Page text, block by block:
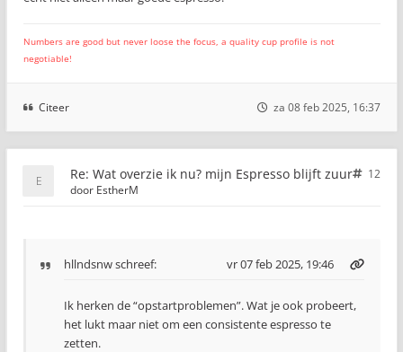
Numbers are good but never loose the focus, a quality cup profile is not
negotiable!
Citeer za 08 feb 2025, 16:37
Re: Wat overzie ik nu? mijn Espresso blijft zuur
12
door EstherM
hllndsnwschreef: vr 07 feb 2025, 19:46
Ik herken de “opstartproblemen”. Wat je ook probeert,
het lukt maar niet om een consistente espresso te
zetten.